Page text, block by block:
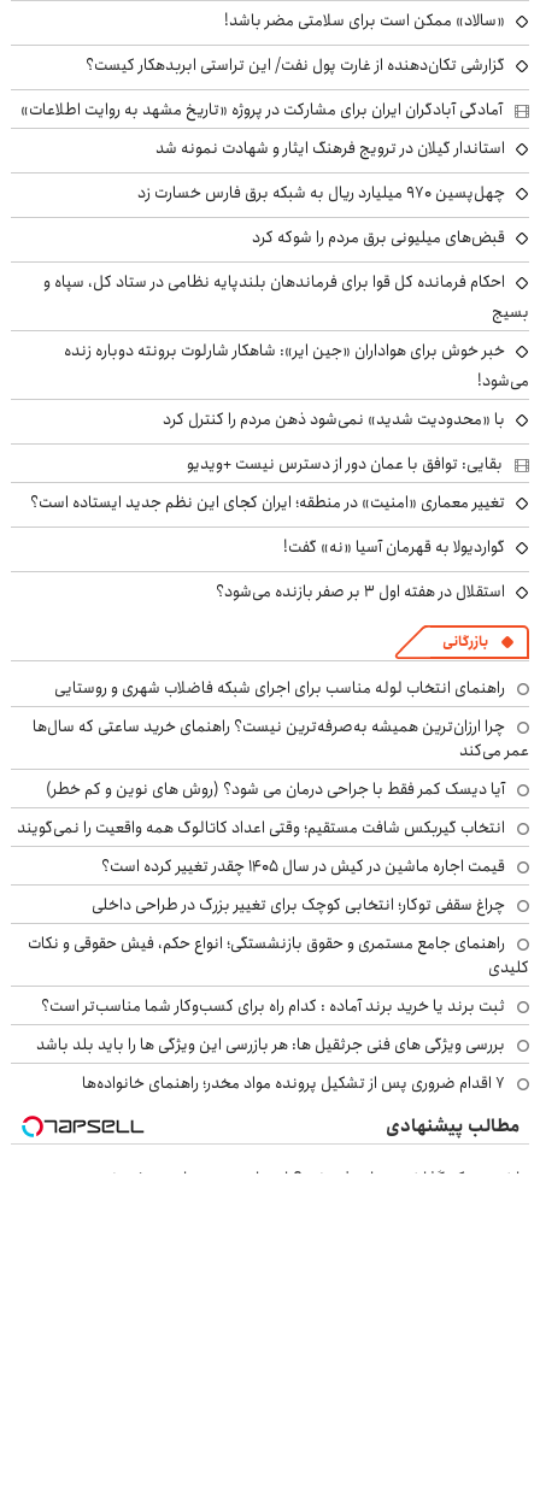
«سالاد» ممکن است برای سلامتی مضر باشد!
گزارشی تکان‌دهنده از غارت پول نفت/ این تراستی ابربدهکار کیست؟
آمادگی آبادگران ایران برای مشارکت در پروژه «تاریخ مشهد به روایت اطلاعات»
استاندار گیلان در ترویج فرهنگ ایثار و شهادت نمونه شد
چهل‌پسین ۹۷۰ میلیارد ریال به شبکه برق فارس خسارت زد
قبض‌های میلیونی برق مردم را شوکه کرد
احکام فرمانده کل قوا برای فرماندهان بلندپایه نظامی در ستاد کل، سپاه و
بسیج
خبر خوش برای هواداران «جین ایر»: شاهکار شارلوت برونته دوباره زنده
می‌شود!
با «محدودیت شدید» نمی‌شود ذهن مردم را کنترل کرد
بقایی: توافق با عمان دور از دسترس نیست +ویدیو
تغییر معماری «امنیت» در منطقه؛ ایران کجای این نظم جدید ایستاده است؟
گواردیولا به قهرمان آسیا «نه» گفت!
استقلال در هفته اول ۳ بر صفر بازنده می‌شود؟
بازرگانی
راهنمای انتخاب لوله مناسب برای اجرای شبکه فاضلاب شهری و روستایی
چرا ارزان‌ترین همیشه به‌صرفه‌ترین نیست؟ راهنمای خرید ساعتی که سال‌ها
عمر می‌کند
آیا دیسک کمر فقط با جراحی درمان می شود؟ (روش های نوین و کم خطر)
انتخاب گیربکس شافت مستقیم؛ وقتی اعداد کاتالوگ همه واقعیت را نمی‌گویند
قیمت اجاره ماشین در کیش در سال ۱۴۰۵ چقدر تغییر کرده است؟
چراغ سقفی توکار؛ انتخابی کوچک برای تغییر بزرگ در طراحی داخلی
راهنمای جامع مستمری و حقوق بازنشستگی؛ انواع حکم، فیش حقوقی و نکات
کلیدی
ثبت برند یا خرید برند آماده : کدام راه برای کسب‌وکار شما مناسب‌تر است؟
بررسی ویژگی های فنی جرثقیل ها: هر بازرسی این ویژگی ها را باید بلد باشد
۷ اقدام ضروری پس از تشکیل پرونده مواد مخدر؛ راهنمای خانواده‌ها
مطالب پیشنهادی
ماشین جک گذاشتی برای فروش ؟ اینجا سریع و راحت بفروش